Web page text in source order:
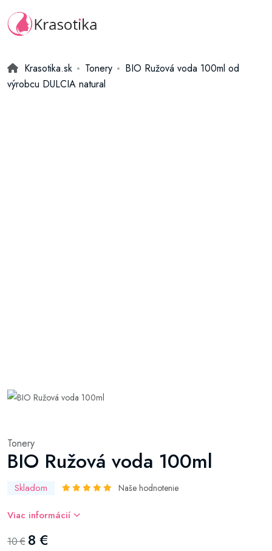
Krasotika.sk Tonery
BIO Ružová voda 100ml od
výrobcu DULCIA natural
Tonery
BIO Ružová voda 100ml
Skladom Naše hodnotenie
Viac informácií
10 € 8 €